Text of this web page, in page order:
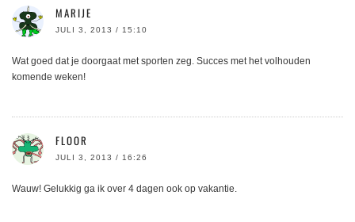
MARIJE
JULI 3, 2013 / 15:10
Wat goed dat je doorgaat met sporten zeg. Succes met het volhouden
komende weken!
FLOOR
JULI 3, 2013 / 16:26
Wauw! Gelukkig ga ik over 4 dagen ook op vakantie.